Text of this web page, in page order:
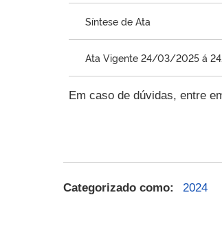
Síntese de Ata
Ata Vigente 24/03/2025 á
Em caso de dúvidas, entre
Categorizado como: 2024